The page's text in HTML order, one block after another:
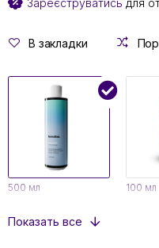
Зареєструватись для
В закладки
500 мл 100 мл
Показать все